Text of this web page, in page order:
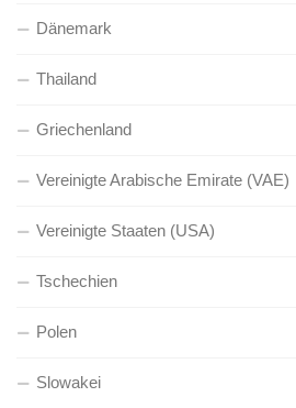
Dänemark
Thailand
Griechenland
Vereinigte Arabische Emirate (VAE)
Vereinigte Staaten (USA)
Tschechien
Polen
Slowakei